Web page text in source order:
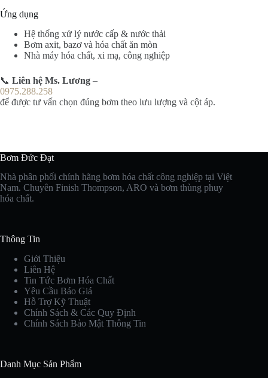
Ứng dụng
Hệ thống xử lý nước cấp & nước thải
Bơm axit, bazơ và hóa chất ăn mòn
Nhà máy hóa chất, xi mạ, công nghiệp
📞 Liên hệ Ms. Lương –
0975.288.258
để được tư vấn chọn đúng bơm theo lưu lượng và cột áp.
Bơm Đức Đạt
Nhà phân phối chính hãng bơm hóa chất công nghiệp tại Việt
Nam. Chuyên Finish Thompson, ARO và bơm thùng phuy
hóa chất.
Thông Tin
Giới Thiệu
Liên Hệ
Tin Tức Bơm Hóa Chất
Yêu Cầu Báo Giá
Hỗ Trợ Kỹ Thuật
Chính Sách & Các Quy Định
Chính Sách Bảo Mật Thông Tin
Danh Mục Sản Phẩm